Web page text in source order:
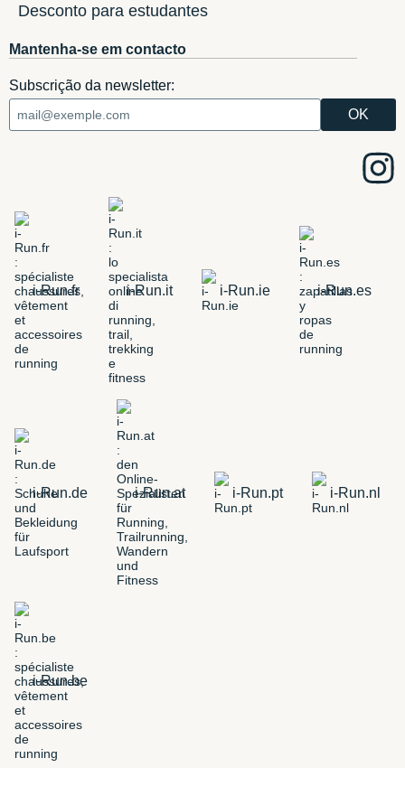
Desconto para estudantes
Mantenha-se em contacto
Subscrição da newsletter:
i-Run.fr i-Run.it i-Run.ie i-Run.es
i-Run.de i-Run.at i-Run.pt i-Run.nl
i-Run.be